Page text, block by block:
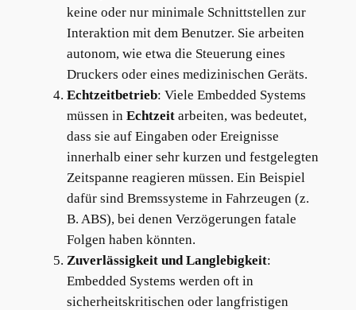
keine oder nur minimale Schnittstellen zur
Interaktion mit dem Benutzer. Sie arbeiten
autonom, wie etwa die Steuerung eines
Druckers oder eines medizinischen Geräts.
Echtzeitbetrieb: Viele Embedded Systems
müssen in Echtzeitarbeiten, was bedeutet,
dass sie auf Eingaben oder Ereignisse
innerhalb einer sehr kurzen und festgelegten
Zeitspanne reagieren müssen. Ein Beispiel
dafür sind Bremssysteme in Fahrzeugen (z.
B. ABS), bei denen Verzögerungen fatale
Folgen haben könnten.
Zuverlässigkeit und Langlebigkeit:
Embedded Systems werden oft in
sicherheitskritischen oder langfristigen